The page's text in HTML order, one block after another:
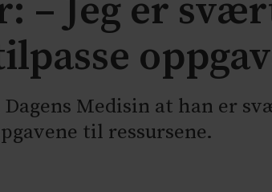
– Jeg er
Medisin at han er
til ressursene.